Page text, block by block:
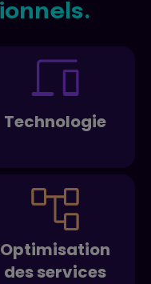
Technologie
Optimisation
des services